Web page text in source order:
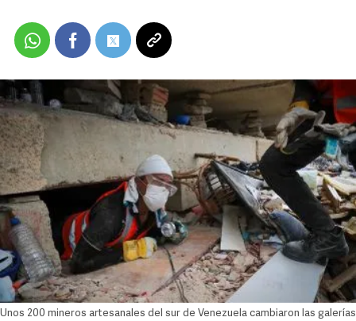
Unos 200 mineros artesanales del sur de Venezuela cambiaron las galerías